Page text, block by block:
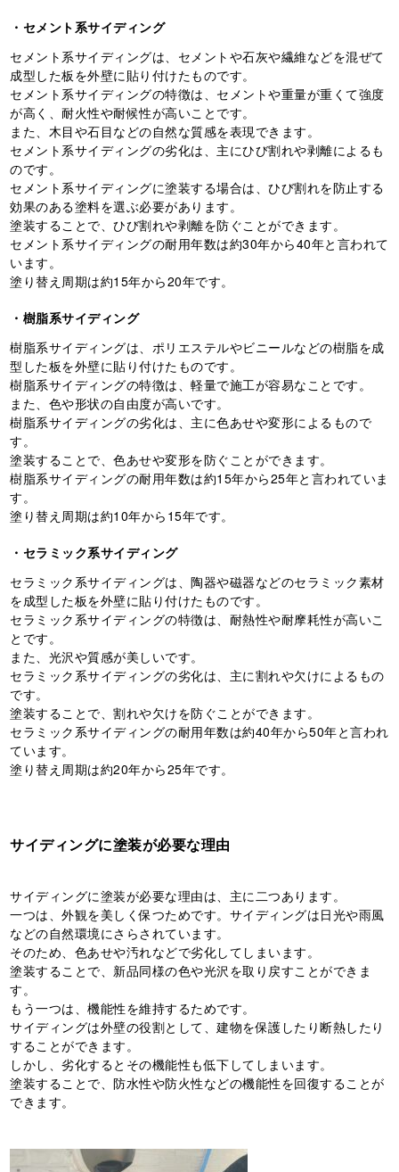
・セメント系サイディング
セメント系サイディングは、セメントや石灰や繊維などを混ぜて
成型した板を外壁に貼り付けたものです。
セメント系サイディングの特徴は、セメントや重量が重くて強度
が高く、耐火性や耐候性が高いことです。
また、木目や石目などの自然な質感を表現できます。
セメント系サイディングの劣化は、主にひび割れや剥離によるも
のです。
セメント系サイディングに塗装する場合は、ひび割れを防止する
効果のある塗料を選ぶ必要があります。
塗装することで、ひび割れや剥離を防ぐことができます。
セメント系サイディングの耐用年数は約30年から40年と言われて
います。
塗り替え周期は約15年から20年です。
・樹脂系サイディング
樹脂系サイディングは、ポリエステルやビニールなどの樹脂を成
型した板を外壁に貼り付けたものです。
樹脂系サイディングの特徴は、軽量で施工が容易なことです。
また、色や形状の自由度が高いです。
樹脂系サイディングの劣化は、主に色あせや変形によるもので
す。
塗装することで、色あせや変形を防ぐことができます。
樹脂系サイディングの耐用年数は約15年から25年と言われていま
す。
塗り替え周期は約10年から15年です。
・セラミック系サイディング
セラミック系サイディングは、陶器や磁器などのセラミック素材
を成型した板を外壁に貼り付けたものです。
セラミック系サイディングの特徴は、耐熱性や耐摩耗性が高いこ
とです。
また、光沢や質感が美しいです。
セラミック系サイディングの劣化は、主に割れや欠けによるもの
です。
塗装することで、割れや欠けを防ぐことができます。
セラミック系サイディングの耐用年数は約40年から50年と言われ
ています。
塗り替え周期は約20年から25年です。
サイディングに塗装が必要な理由
サイディングに塗装が必要な理由は、主に二つあります。
一つは、外観を美しく保つためです。サイディングは日光や雨風
などの自然環境にさらされています。
そのため、色あせや汚れなどで劣化してしまいます。
塗装することで、新品同様の色や光沢を取り戻すことができま
す。
もう一つは、機能性を維持するためです。
サイディングは外壁の役割として、建物を保護したり断熱したり
することができます。
しかし、劣化するとその機能性も低下してしまいます。
塗装することで、防水性や防火性などの機能性を回復することが
できます。